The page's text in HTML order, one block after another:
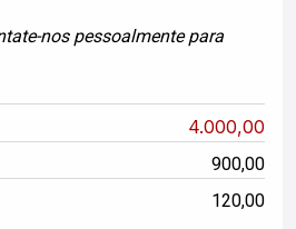
nos pessoalmente para
4.000,00
900,00
120,00